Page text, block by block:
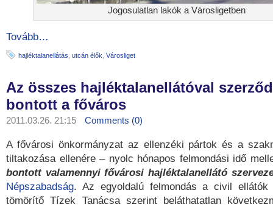
Jogosulatlan lakók a Városligetben
Tovább…
hajléktalanellátás utcán élők Városliget
Az összes hajléktalanellátóval
bontott a főváros
2011.03.26. 21:15 Comments (0)
A fővárosi önkormányzat az ellenzéki pártok és a
tiltakozása ellenére – nyolc hónapos felmondási idő
bontott valamennyi fővárosi hajléktalanellátó
Népszabadság. Az egyoldalú felmondás a civil ellátók
tömörítő Tízek Tanácsa szerint beláthatatlan